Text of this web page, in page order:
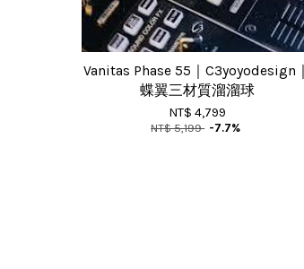
Vanitas Phase 55｜C3yoyodesign｜
蝶翼三材質溜溜球
NT$ 4,799
NT$ 5,199 -7.7%